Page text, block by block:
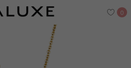
0